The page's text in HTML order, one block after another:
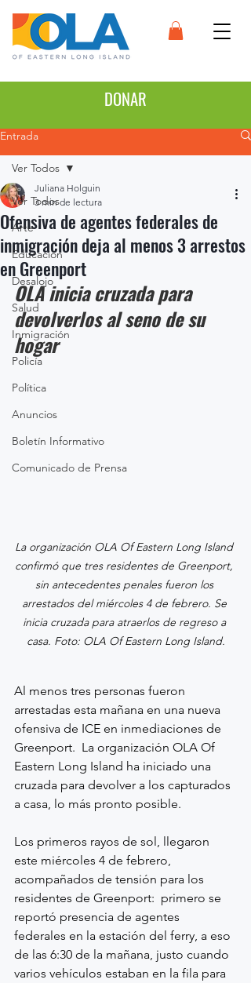
DONAR
Entrada
Ver Todos
Arte
Educación
Desalojo
Salud
Inmigración
Policía
Política
Anuncios
Boletín Informativo
Comunicado de Prensa
Ver Todos
Ofensiva de agentes federales de
inmigración deja al menos 3 arrestos
en Greenport
Juliana Holguin
3 min de lectura
OLA inicia cruzada para
devolverlos al seno de su
hogar
La organización OLA Of Eastern Long Island
confirmó que tres residentes de Greenport,
sin antecedentes penales fueron los
arrestados del miércoles 4 de febrero. Se
inicia cruzada para atraerlos de regreso a
casa. Foto: OLA Of Eastern Long Island.
Al menos tres personas fueron
arrestadas esta mañana en una nueva
ofensiva de ICE en inmediaciones de
Greenport.  La organización OLA Of
Eastern Long Island ha iniciado una
cruzada para devolver a los capturados
a casa, lo más pronto posible.
Los primeros rayos de sol, llegaron
este miércoles 4 de febrero,
acompañados de tensión para los
residentes de Greenport:  primero se
reportó presencia de agentes
federales en la estación del ferry, a eso
de las 6:30 de la mañana, justo cuando
varios vehículos estaban en la fila para